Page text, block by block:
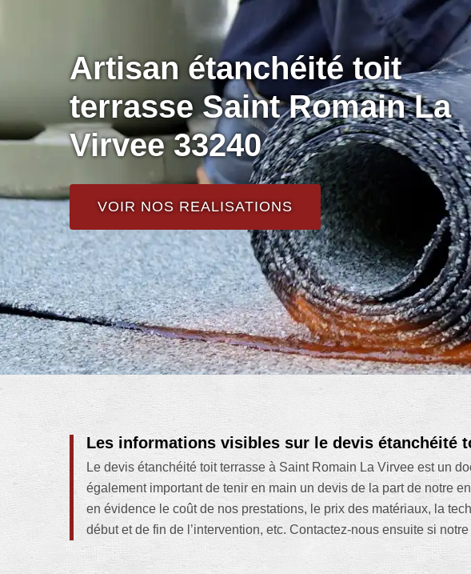
Artisan étanchéité toit
terrasse Saint Romain La
Virvee 33240
VOIR NOS REALISATIONS
Les informations visibles sur le devis étanchéité
Le devis étanchéité toit terrasse à Saint Romain La Virvee est un
également important de tenir en main un devis de la part de notre
en évidence le coût de nos prestations, le prix des matériaux, la
début et de fin de l’intervention, etc. Contactez-nous ensuite si